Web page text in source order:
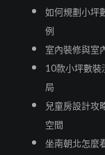
如何規劃小坪
例
室內裝修與室
10款小坪數裝
局
兒童房設計攻
空間
坐南朝北怎麼